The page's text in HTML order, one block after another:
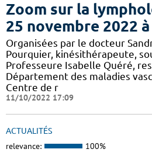
Zoom sur la
25 novembre 2022
Organisées par le docteur
Pourquier, kinésithérapeute,
Professeure Isabelle Quéré,
Département des maladies
Centre de r
11/10/2022 17:09
ACTUALITÉS
relevance: 100%